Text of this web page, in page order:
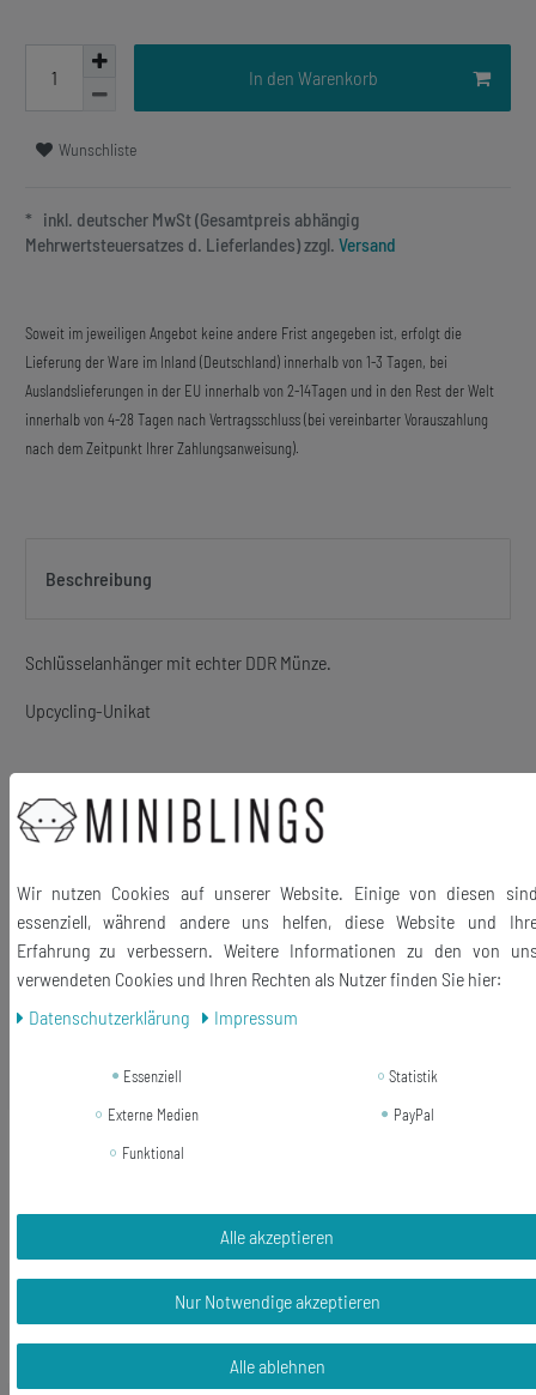
In den Warenkorb
Wunschliste
* inkl. deutscher MwSt (Gesamtpreis abhängig
Mehrwertsteuersatzes d. Lieferlandes) zzgl. Versand
Soweit im jeweiligen Angebot keine andere Frist angegeben ist, erfolgt die
Lieferung der Ware im Inland (Deutschland) innerhalb von 1-3 Tagen, bei
Auslandslieferungen in der EU innerhalb von 2-14Tagen und in den Rest der Welt
innerhalb von 4-28 Tagen nach Vertragsschluss (bei vereinbarter Vorauszahlung
nach dem Zeitpunkt Ihrer Zahlungsanweisung).
Beschreibung
Schlüsselanhänger mit echter DDR Münze.
Upcycling-Unikat
Größe des Anhängers: 31mm
Lieferumfang: 1 Schlüsselanhänger
Ähnliche Artikel
Schlüsselanhänger Miniblings echtes
19,99 €
16,62 € *
In den Warenkorb
*inkl. ges. MwSt.zzgl.Versandkosten
Wir nutzen Cookies auf unserer Website. Einige von diesen
essenziell, während andere uns helfen, diese Website und
Erfahrung zu verbessern. Weitere Informationen zu den von
verwendeten Cookies und Ihren Rechten als Nutzer finden Sie hier:
Daten­schutz­erklärung
Impressum
Essenziell
Statistik
Externe Medien
PayPal
Funktional
Alle akzeptieren
Nur Notwendige akzeptieren
Alle ablehnen